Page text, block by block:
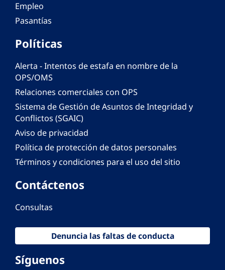
Empleo
Pasantías
Políticas
Alerta - Intentos de estafa en nombre de la
OPS/OMS
Relaciones comerciales con OPS
Sistema de Gestión de Asuntos de Integridad y
Conflictos (SGAIC)
Aviso de privacidad
Política de protección de datos personales
Términos y condiciones para el uso del sitio
Contáctenos
Consultas
Denuncia las faltas de conducta
Síguenos